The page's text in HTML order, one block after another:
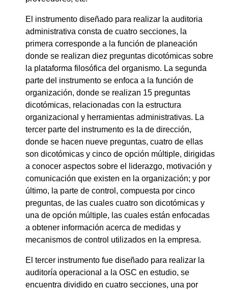
El instrumento diseñado para realizar la auditoria
administrativa consta de cuatro secciones, la
primera corresponde a la función de planeación
donde se realizan diez preguntas dicotómicas sobre
la plataforma filosófica del organismo. La segunda
parte del instrumento se enfoca a la función de
organización, donde se realizan 15 preguntas
dicotómicas, relacionadas con la estructura
organizacional y herramientas administrativas. La
tercer parte del instrumento es la de dirección,
donde se hacen nueve preguntas, cuatro de ellas
son dicotómicas y cinco de opción múltiple, dirigidas
a conocer aspectos sobre el liderazgo, motivación y
comunicación que existen en la organización; y por
último, la parte de control, compuesta por cinco
preguntas, de las cuales cuatro son dicotómicas y
una de opción múltiple, las cuales están enfocadas
a obtener información acerca de medidas y
mecanismos de control utilizados en la empresa.
El tercer instrumento fue diseñado para realizar la
auditoría operacional a la OSC en estudio, se
encuentra dividido en cuatro secciones, una por